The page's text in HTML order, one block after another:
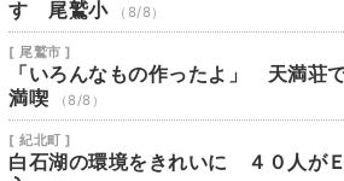
す 尾鷲小 （8/8）
[ 尾鷲市 ]
「いろんなもの作ったよ」 天満荘
満喫
（8/8）
[ 紀北町 ]
白石湖の環境をきれいに ４０人が